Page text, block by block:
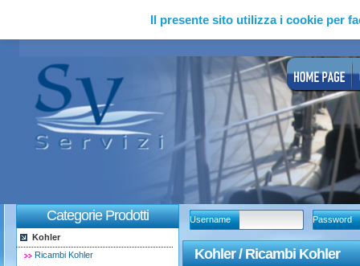
Il presente sito utilizza i cookie per
Categorie Prodotti
Kohler
Ricambi Kohler
Username Password
Kohler / Ricambi Kohler